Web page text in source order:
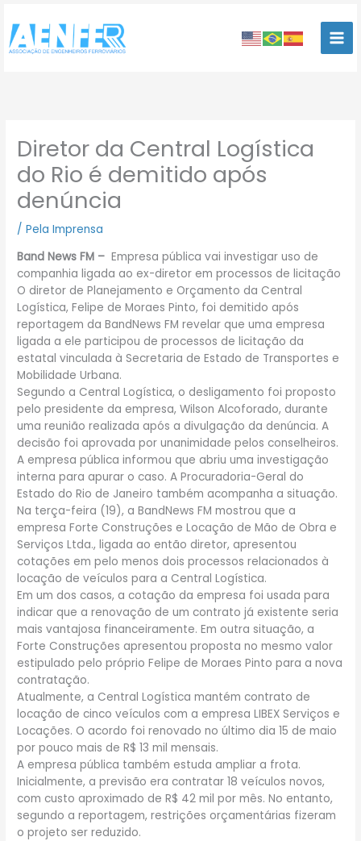
para
conteúdo
Diretor da Central Logística
do Rio é demitido após
denúncia
/Pela Imprensa
Band News FM – Empresa pública vai investigar uso de
companhia ligada ao ex-diretor em processos de licitação
O diretor de Planejamento e Orçamento da Central
Logística, Felipe de Moraes Pinto, foi demitido após
reportagem da BandNews FM revelar que uma empresa
ligada a ele participou de processos de licitação da
estatal vinculada à Secretaria de Estado de Transportes e
Mobilidade Urbana.
Segundo a Central Logística, o desligamento foi proposto
pelo presidente da empresa, Wilson Alcoforado, durante
uma reunião realizada após a divulgação da denúncia. A
decisão foi aprovada por unanimidade pelos conselheiros.
A empresa pública informou que abriu uma investigação
interna para apurar o caso. A Procuradoria-Geral do
Estado do Rio de Janeiro também acompanha a situação.
Na terça-feira (19), a BandNews FM mostrou que a
empresa Forte Construções e Locação de Mão de Obra e
Serviços Ltda., ligada ao então diretor, apresentou
cotações em pelo menos dois processos relacionados à
locação de veículos para a Central Logística.
Em um dos casos, a cotação da empresa foi usada para
indicar que a renovação de um contrato já existente seria
mais vantajosa financeiramente. Em outra situação, a
Forte Construções apresentou proposta no mesmo valor
estipulado pelo próprio Felipe de Moraes Pinto para a nova
contratação.
Atualmente, a Central Logística mantém contrato de
locação de cinco veículos com a empresa LIBEX Serviços e
Locações. O acordo foi renovado no último dia 15 de maio
por pouco mais de R$ 13 mil mensais.
A empresa pública também estuda ampliar a frota.
Inicialmente, a previsão era contratar 18 veículos novos,
com custo aproximado de R$ 42 mil por mês. No entanto,
segundo a reportagem, restrições orçamentárias fizeram
o projeto ser reduzido.